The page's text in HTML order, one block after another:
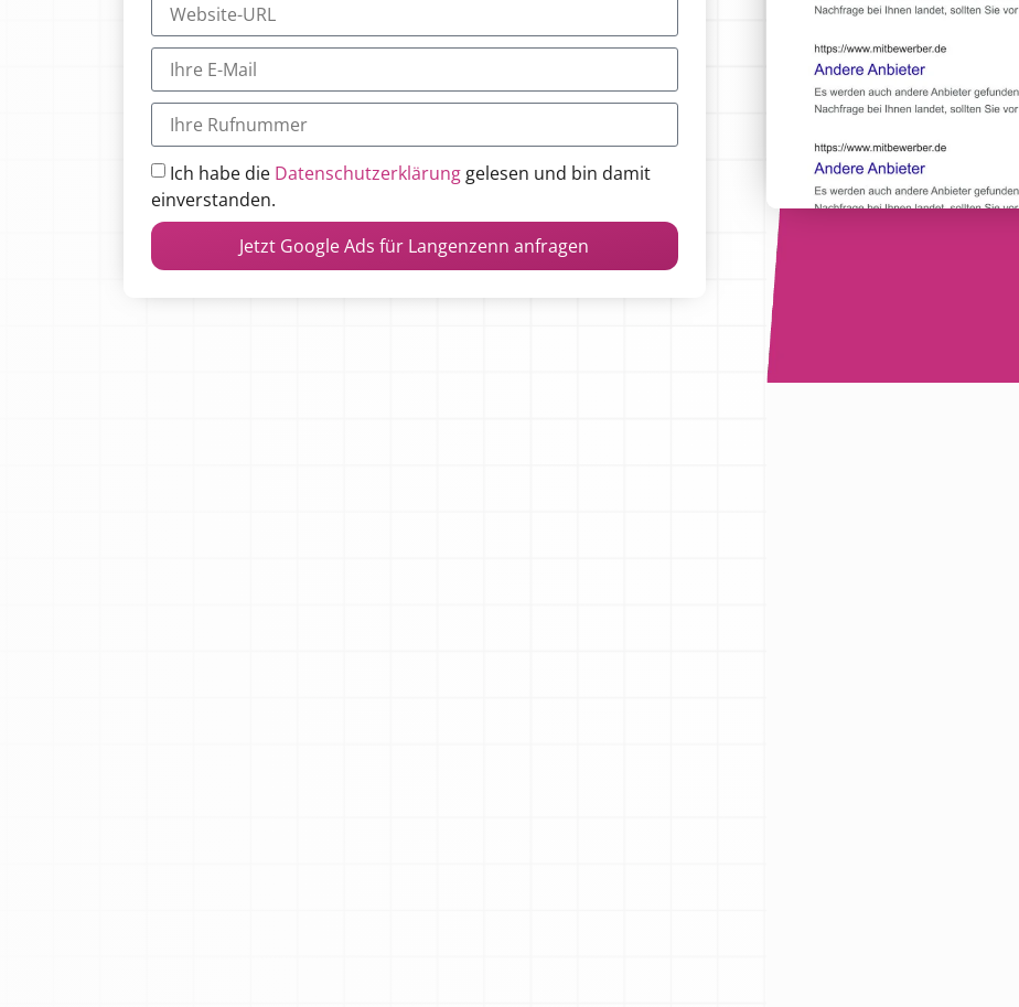
Ich habe die Datenschutzerklärung gelesen und bin damit
einverstanden.
Jetzt Google Ads für Langenzenn anfragen